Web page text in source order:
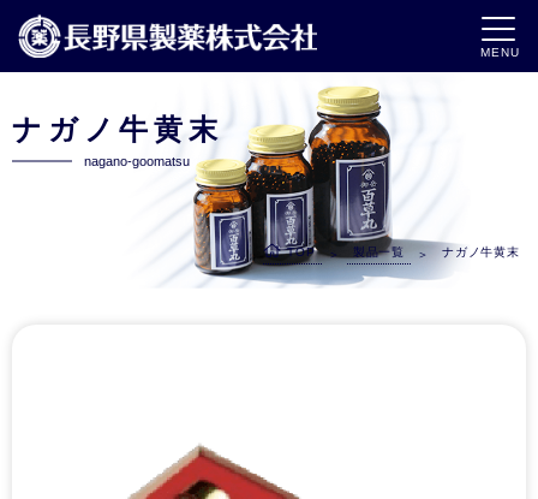
MENU
ナガノ牛黄末
nagano-goomatsu
TOP ＞ 製品一覧 ＞ ナガノ牛黄末